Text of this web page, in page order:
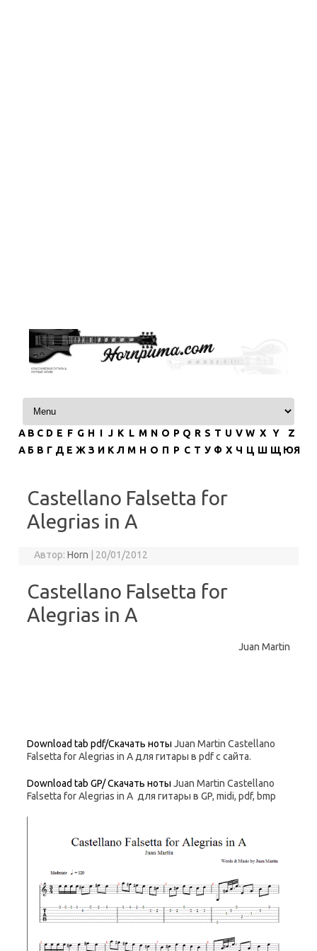
Перейти к содержимому
A B C D E F G H I J K L M N O P Q R S T U V W X Y
Z
А Б В Г Д Е Ж З И К Л М Н О П Р С Т У Ф Х Ч Ц Ш Щ ЮЯ
Castellano Falsetta for
Alegrias in A
Автор:Horn 20/01/2012
Castellano Falsetta for
Alegrias in A
Juan Martin
Download tab pdf/Скачать ноты Juan Martin Castellano
Falsetta for Alegrias in A для гитары в pdf с сайта.
Download tab GP/ Скачать ноты Juan Martin Castellano
Falsetta for Alegrias in A для гитары в GP, midi, pdf, bmp